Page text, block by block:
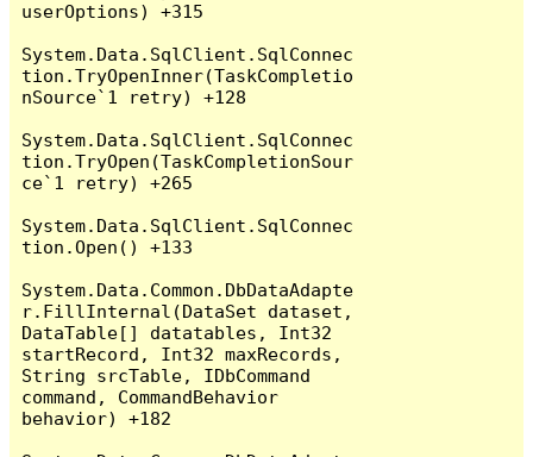
userOptions) +315
System.Data.SqlClient.SqlConnec
tion.TryOpenInner(TaskCompletio
nSource`1 retry) +128
System.Data.SqlClient.SqlConnec
tion.TryOpen(TaskCompletionSour
ce`1 retry) +265
System.Data.SqlClient.SqlConnec
tion.Open() +133
System.Data.Common.DbDataAdapte
r.FillInternal(DataSet dataset,
DataTable[] datatables, Int32
startRecord, Int32 maxRecords,
String srcTable, IDbCommand
command, CommandBehavior
behavior) +182